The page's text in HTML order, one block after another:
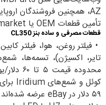
تأمین قطعات OEM یا aftermarket هستند.
قطعات مصرفی و ساده بنز CL350
• فیلتر روغن، هوا، فیلتر
تایر، اکسیژن)، تسمه‌ها،
محدوده
۵۹ دلار در eBay عرضه شده‌اند.